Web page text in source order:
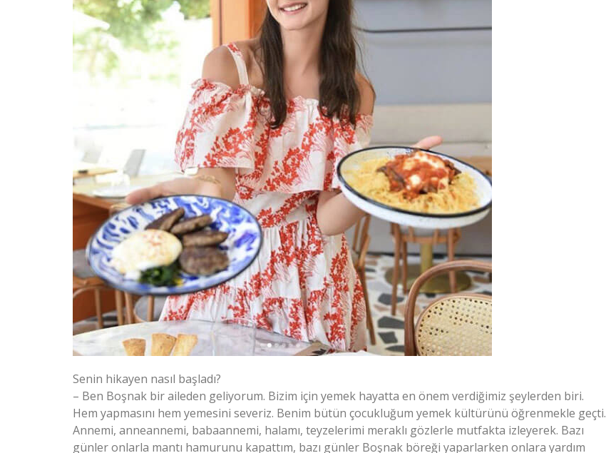
Senin hikayen nasıl başladı?
– Ben Boşnak bir aileden geliyorum. Bizim için yemek hayatta en önem verdiğimiz şeylerden biri.
Hem yapmasını hem yemesini severiz. Benim bütün çocukluğum yemek kültürünü öğrenmekle geçti.
Annemi, anneannemi, babaannemi, halamı, teyzelerimi meraklı gözlerle mutfakta izleyerek. Bazı
günler onlarla mantı hamurunu kapattım, bazı günler Boşnak böreği yaparlarken onlara yardım